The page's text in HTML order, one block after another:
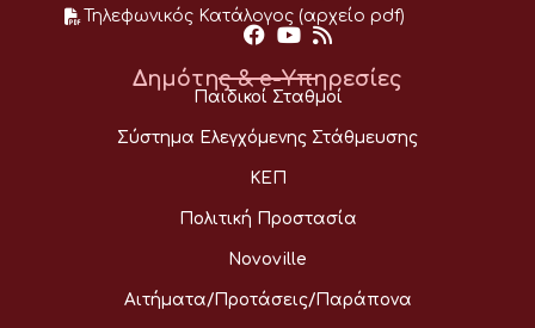
Τηλεφωνικός Κατάλογος (αρχείο pdf)
Δημότης & e-Υπηρεσίες
Παιδικοί Σταθμοί
Σύστημα Ελεγχόμενης Στάθμευσης
ΚΕΠ
Πολιτική Προστασία
Novoville
Αιτήματα/Προτάσεις/Παράπονα